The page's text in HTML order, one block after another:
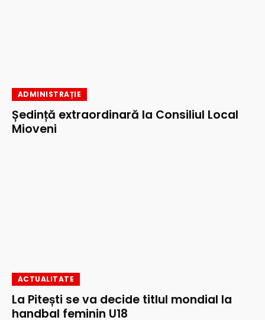
ADMINISTRAȚIE
Ședință extraordinară la Consiliul Local
Mioveni
ACTUALITATE
La Pitești se va decide titlul mondial la
handbal feminin U18